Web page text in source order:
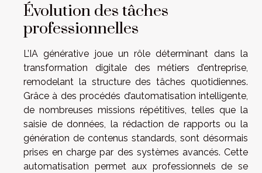
Évolution des tâches
professionnelles
L’IA générative joue un rôle déterminant dans la
transformation digitale des métiers d’entreprise,
remodelant la structure des tâches quotidiennes.
Grâce à des procédés d’automatisation intelligente,
de nombreuses missions répétitives, telles que la
saisie de données, la rédaction de rapports ou la
génération de contenus standards, sont désormais
prises en charge par des systèmes avancés. Cette
automatisation permet aux professionnels de se